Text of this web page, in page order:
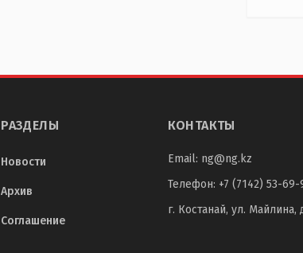
РАЗДЕЛЫ
Новости
Архив
Соглашение
КОНТАКТЫ
Email: ng@ng.kz
Телефон: +7 (7142) 53-69-
г. Костанай, ул. Майлина,